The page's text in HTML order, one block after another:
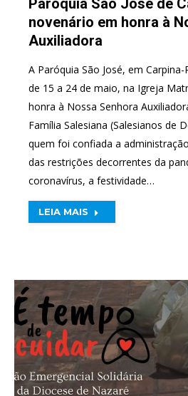
Paróquia São José de
novenário em honra à
Auxiliadora
A Paróquia São José, em
de 15 a 24 de maio, na Igreja
honra à Nossa Senhora
Família Salesiana (Salesianos de
quem foi confiada a
das restrições decorrentes da
coronavírus, a festividade…
LEIA MAIS